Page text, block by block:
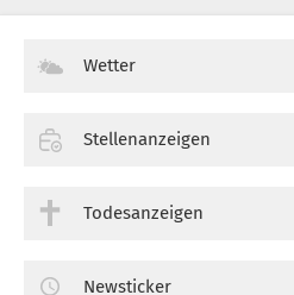
Wetter
Stellenanzeigen
Todesanzeigen
Newsticker